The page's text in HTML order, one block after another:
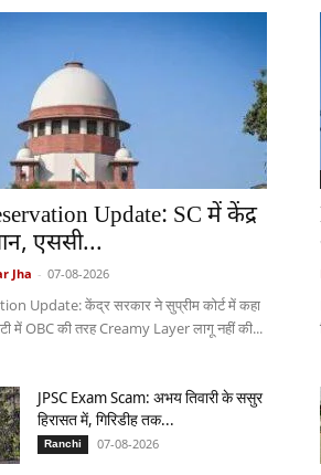
Update: SC में केंद्र
एससी...
Jha - 07-08-2026
Update: केंद्र सरकार ने सुप्रीम कोर्ट में कहा
में OBC की तरह Creamy Layer लागू नहीं की...
JPSC Exam Scam: अभय तिवारी के ससुर
हिरासत में, गिरिडीह तक...
Ranchi 07-08-2026